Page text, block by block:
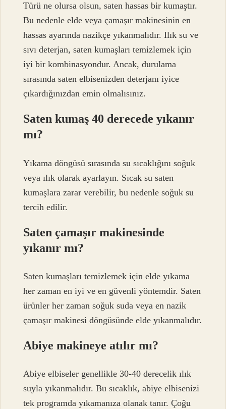
Türü ne olursa olsun, saten hassas bir kumaştır.
Bu nedenle elde veya çamaşır makinesinin en
hassas ayarında nazikçe yıkanmalıdır. Ilık su ve
sıvı deterjan, saten kumaşları temizlemek için
iyi bir kombinasyondur. Ancak, durulama
sırasında saten elbisenizden deterjanı iyice
çıkardığınızdan emin olmalısınız.
Saten kumaş 40 derecede yıkanır
mı?
Yıkama döngüsü sırasında su sıcaklığını soğuk
veya ılık olarak ayarlayın. Sıcak su saten
kumaşlara zarar verebilir, bu nedenle soğuk su
tercih edilir.
Saten çamaşır makinesinde
yıkanır mı?
Saten kumaşları temizlemek için elde yıkama
her zaman en iyi ve en güvenli yöntemdir. Saten
ürünler her zaman soğuk suda veya en nazik
çamaşır makinesi döngüsünde elde yıkanmalıdır.
Abiye makineye atılır mı?
Abiye elbiseler genellikle 30-40 derecelik ılık
suyla yıkanmalıdır. Bu sıcaklık, abiye elbisenizi
tek programda yıkamanıza olanak tanır. Çoğu